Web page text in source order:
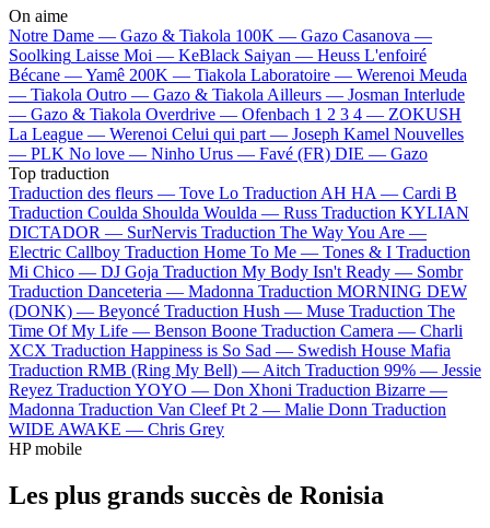
On aime
Notre Dame — Gazo & Tiakola 100K — Gazo Casanova —
Soolking Laisse Moi — KeBlack Saiyan — Heuss L'enfoiré
Bécane —Yamê 200K — Tiakola Laboratoire — Werenoi Meuda
— Tiakola Outro — Gazo & TiakolaAilleurs — Josman Interlude
— Gazo & Tiakola Overdrive — Ofenbach 1 2 3 4 — ZOKUSH
La League — Werenoi Celui qui part — Joseph Kamel Nouvelles
— PLK No love — Ninho Urus — Favé (FR) DIE — Gazo
Top traduction
Traduction des fleurs — Tove Lo Traduction AH HA — Cardi B
Traduction Coulda Shoulda Woulda — Russ Traduction KYLIAN
DICTADOR — SurNervis Traduction The Way You Are —
Electric Callboy Traduction Home To Me — Tones & I Traduction
Mi Chico — DJ Goja Traduction My Body Isn't Ready — Sombr
Traduction Danceteria — Madonna Traduction MORNING DEW
(DONK) — Beyoncé Traduction Hush — Muse Traduction The
Time Of My Life — Benson Boone Traduction Camera — Charli
XCX Traduction Happiness is So Sad — Swedish House Mafia
Traduction RMB (Ring My Bell) —Aitch Traduction 99% — Jessie
Reyez Traduction YOYO — Don Xhoni Traduction Bizarre —
Madonna Traduction Van Cleef Pt 2 — Malie Donn Traduction
WIDE AWAKE — Chris Grey
HP mobile
Les plus grands succès de Ronisia